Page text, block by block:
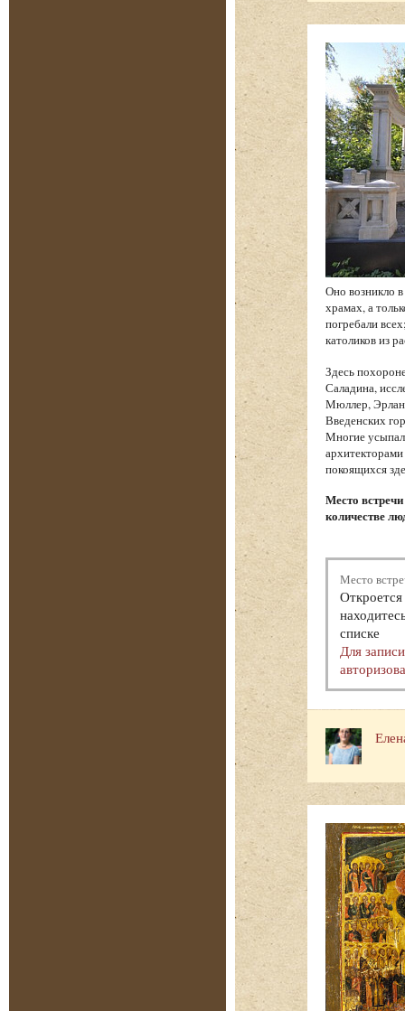
Оно возникло
храмах, а
погребали
католиков из
Здесь
Саладина,
Мюллер,
Введенских
Многие
покоящихся
Место
количестве
Место
списке
Для